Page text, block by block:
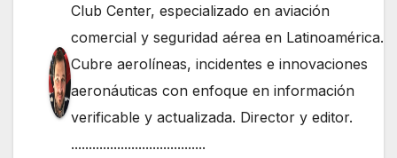
Club Center, especializado en aviación
comercial y seguridad aérea en Latinoamérica.
Cubre aerolíneas, incidentes e innovaciones
aeronáuticas con enfoque en información
verificable y actualizada. Director y editor.
......................................